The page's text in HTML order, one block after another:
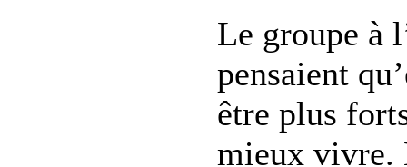
Le groupe à
pensaient
être plus
mieux vivre.